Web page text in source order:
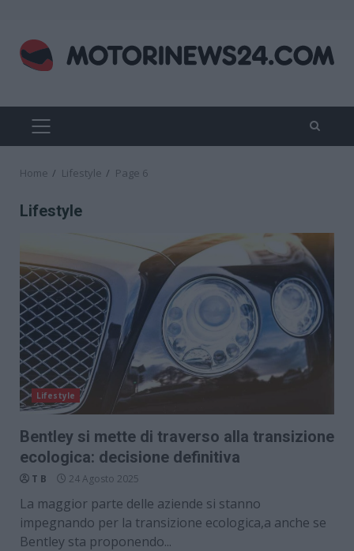
content
PRIMARY
MENU
Home Lifestyle Page 6
Lifestyle
Lifestyle
Bentley si mette di traverso alla transizione
ecologica: decisione definitiva
T B 24 Agosto 2025
La maggior parte delle aziende si stanno
impegnando per la transizione ecologica,a anche se
Bentley sta proponendo...